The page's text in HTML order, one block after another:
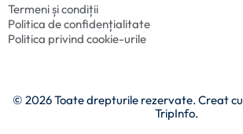
Termeni și condiții
Politica de confidențialitate
Politica privind cookie-urile
© 2026 Toate drepturile rezervate. Creat cu
TripInfo.